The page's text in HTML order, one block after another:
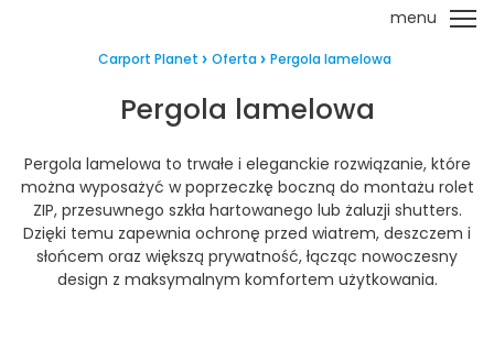
menu
Carport Planet Oferta Pergola lamelowa
Pergola lamelowa
Pergola lamelowa to trwałe i eleganckie rozwiązanie, które
można wyposażyć w poprzeczkę boczną do montażu rolet
ZIP, przesuwnego szkła hartowanego lub żaluzji shutters.
Dzięki temu zapewnia ochronę przed wiatrem, deszczem i
słońcem oraz większą prywatność, łącząc nowoczesny
design z maksymalnym komfortem użytkowania.